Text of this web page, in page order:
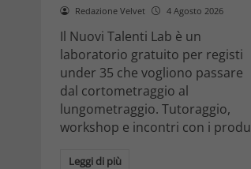
Redazione Velvet 4 Agosto 2026
Il Nuovi Talenti Lab è un
laboratorio gratuito per registi
under 35 che vogliono passare
dal cortometraggio al
lungometraggio. Tutoraggio,
workshop e incontri con i produ
Leggi di più